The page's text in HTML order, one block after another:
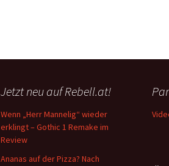
Jetzt neu auf Rebell.at!
Wenn „Herr Mannelig“ wieder
erklingt – Gothic 1 Remake im
Review
Ananas auf der Pizza? Nach